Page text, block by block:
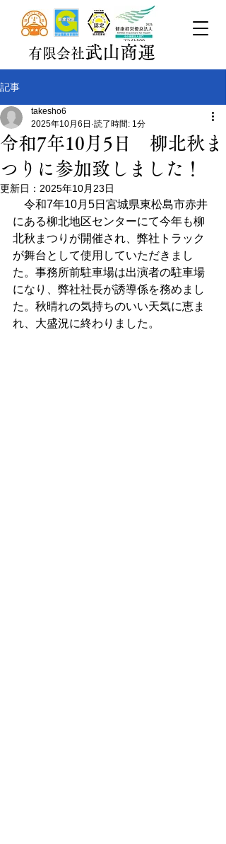
有限会社武山商運
記事
令和7年10月5日 柳北秋ま
つりに参加致しました！
takesho6
2025年10月6日 読了時間: 1分
更新日： 2025年10月23日
令和7年10月5日宮城県東松島市赤井
にある柳北地区センターにて今年も柳
北秋まつりが開催され、弊社トラック
が舞台として使用していただきまし
た。事務所前駐車場は出演者の駐車場
になり、弊社社長が誘導係を務めまし
た。秋晴れの気持ちのいい天気に恵ま
れ、大盛況に終わりました。